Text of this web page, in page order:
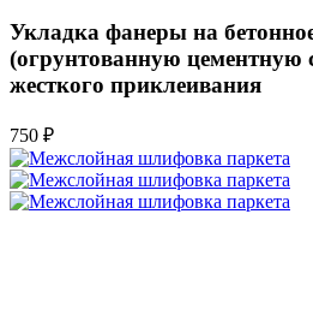
Укладка фанеры на
(огрунтованную цементную
жесткого приклеивания
750 ₽